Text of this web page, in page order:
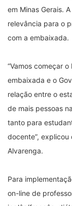
em Minas Gerais.
relevância para o
com a embaixada.
“Vamos começar
embaixada e o
relação entre o
de mais pessoas
tanto para
docente”,
Alvarenga.
Para
on-line de